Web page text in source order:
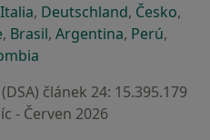
nové záložce
otevře v nové záložce
Italiase otevře v nové záložce
, Deutschlandse otevře v
, Českose
,
záložce
v nové záložce
se otevře v nové záložce
, Brasilse otevře v nové
, Argentinase otevře v
, Perúse
,
článek 24: 15.395.179
- Červen 2026